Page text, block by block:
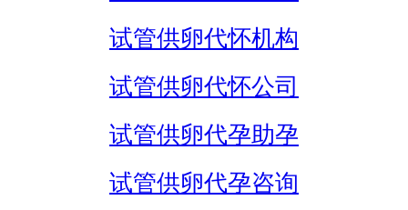
试管供卵代怀机构
试管供卵代怀公司
试管供卵代孕助孕
试管供卵代孕咨询